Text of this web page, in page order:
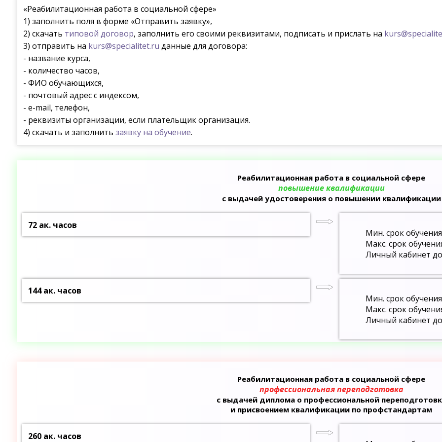
«Реабилитационная работа в социальной сфере»
1) заполнить поля в форме «Отправить заявку»,
2) скачать типовой договор, заполнить его своими реквизитами, подписать и прислать на
3) отправить на kurs@specialitet.ru данные для договора:
- название курса,
- количество часов,
- ФИО обучающихся,
- почтовый адрес с индексом,
- e-mail, телефон,
- реквизиты организации, если плательщик организация.
4) скачать и заполнитьзаявку на обучение.
Реабилитационная работа в социальной сфере
повышение квалификации
с выдачей удостоверения о повышении квалификации
72 ак. часов
Мин. срок
Макс. срок
Личный кабинет
144 ак. часов
Мин. срок
Макс. срок
Личный кабинет
Реабилитационная работа в социальной сфере
профессиональная переподготовка
с выдачей диплома о профессиональной
и присвоением квалификации по профстандартам
260 ак. часов